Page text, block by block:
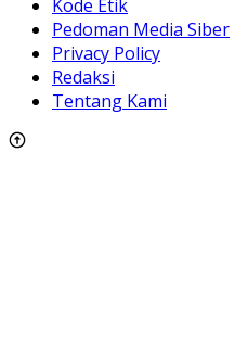
Kode Etik
Pedoman Media Siber
Privacy Policy
Redaksi
Tentang Kami